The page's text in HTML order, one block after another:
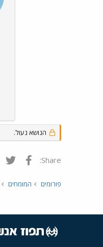
הנושא נעול.
Share: פייסבוק
פורומים המומחים